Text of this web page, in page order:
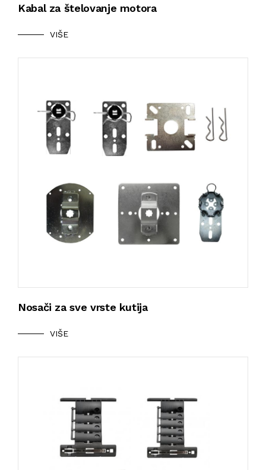
Kabal za štelovanje motora
VIŠE
Nosači za sve vrste kutija
VIŠE